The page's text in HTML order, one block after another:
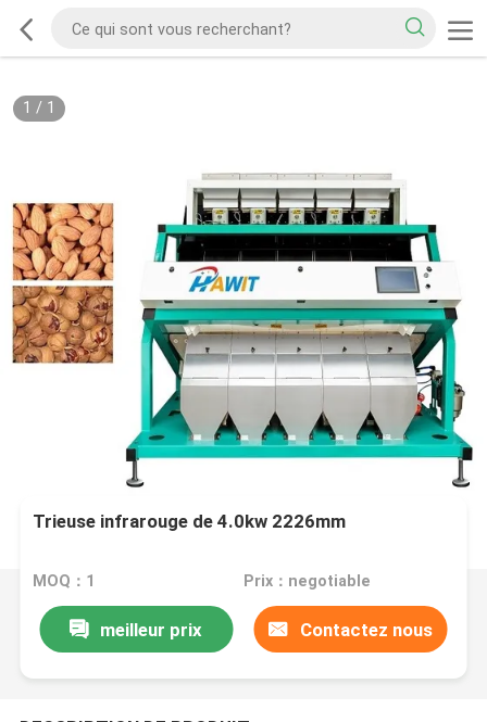
1 / 1
Trieuse infrarouge de 4.0kw 2226mm
MOQ：1 Prix：negotiable
meilleur prix Contactez nous